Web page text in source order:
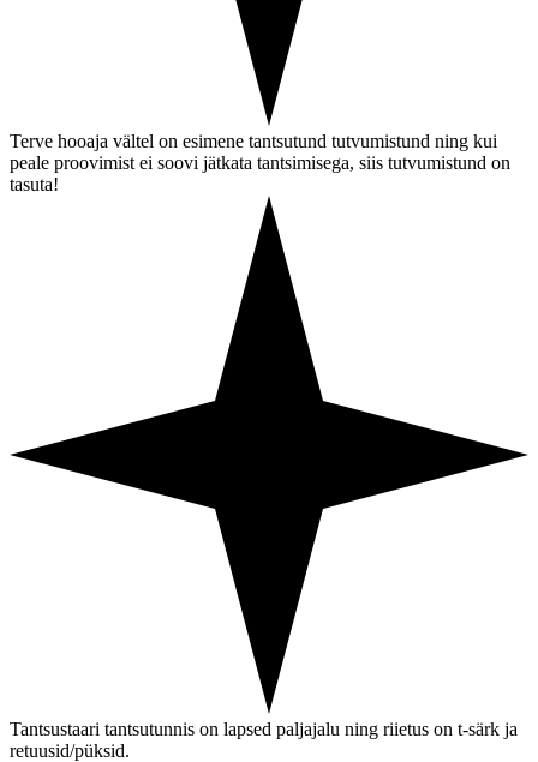
Terve hooaja vältel on esimene tantsutund tutvumistund ning kui
peale proovimist ei soovi jätkata tantsimisega, siis tutvumistund on
tasuta!
Tantsustaari tantsutunnis on lapsed paljajalu ning riietus on t-särk ja
retuusid/püksid.